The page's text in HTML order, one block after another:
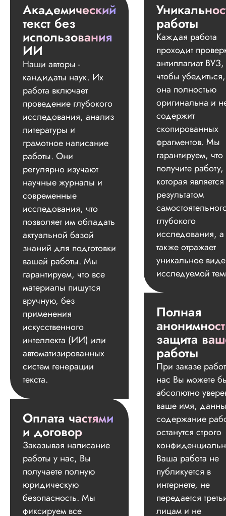
Академический
текст без
использования
ИИ
Наши авторы -
кандидаты наук. Их
работа включает
проведение глубокого
исследования, анализ
литературы и
грамотное написание
работы. Они
регулярно изучают
научные журналы и
современные
исследования, что
позволяет им обладать
актуальной базой
знаний для подготовки
вашей работы. Мы
гарантируем, что все
материалы пишутся
вручную, без
применения
искусственного
интеллекта (ИИ) или
автоматизированных
систем генерации
текста.
Оплата частями
и договор
Заказывая написание
работы у нас, Вы
получаете полную
юридическую
безопасность. Мы
фиксируем все
работы
Каждая работа
проходит
антиплагиат ВУЗ,
чтобы
она полностью
оригинальна и
содержит
скопированных
фрагментов. Мы
гарантируем,
получите работу,
которая является
результатом
глубокого
исследования, а
также отражает
уникальное
исследуемой
Полная
защита
работы
При заказе
нас Вы можете
абсолютно
ваше имя,
содержание
останутся строго
Ваша работа не
публикуется в
интернете, не
передается
лицам и не